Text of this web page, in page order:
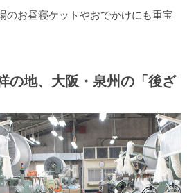
のお昼寝ケットやおでかけにも重宝
の地、大阪・泉州の「後ざ